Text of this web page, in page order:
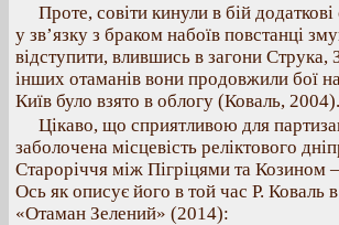
Проте, совіти кинули в бій
у зв’язку з браком набоїв повстанці
відступити, влившись в загони Струка,
інших отаманів вони продовжили бої
Київ було взято в облогу (Коваль, 2004).
Цікаво, що сприятливою для
заболочена місцевість реліктового
Староріччя між Пігріцями та Козином
Ось як описує його в той час Р. Коваль
«Отаман Зелений» (2014):